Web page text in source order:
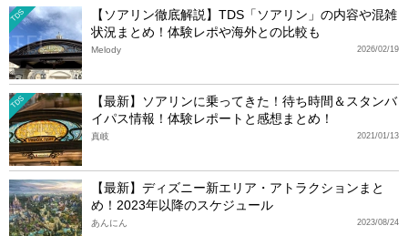
TDS
【ソアリン徹底解説】TDS「ソアリン」の内容や混雑
状況まとめ！体験レポや海外との比較も
2026/02/19
Melody
TDS
【最新】ソアリンに乗ってきた！待ち時間＆スタンバ
イパス情報！体験レポートと感想まとめ！
2021/01/13
真岐
【最新】ディズニー新エリア・アトラクションまと
め！2023年以降のスケジュール
2023/08/24
あんにん